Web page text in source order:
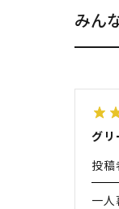
みん
グリ
投稿
一